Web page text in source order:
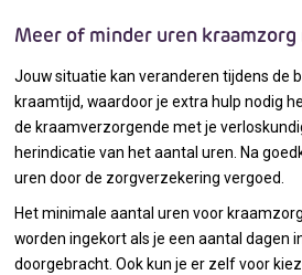
Meer of minder uren kraamzorg
Jouw situatie kan veranderen tijdens de
kraamtijd, waardoor je extra hulp nodig
de kraamverzorgende met je
herindicatie van het aantal uren. Na
uren door de zorgverzekering vergoed.
Het minimale aantal uren voor
worden ingekort als je een aantal dagen
doorgebracht. Ook kun je er zelf voor